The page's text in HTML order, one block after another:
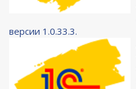
версии 1.0.33.3.